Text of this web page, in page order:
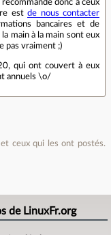
donc à ceux
est de nous contacter
bancaires et de
main à la main sont eux
pas vraiment ;)
qui ont couvert à eux
annuels \o/
ceux qui les ont postés.
de LinuxFr.org